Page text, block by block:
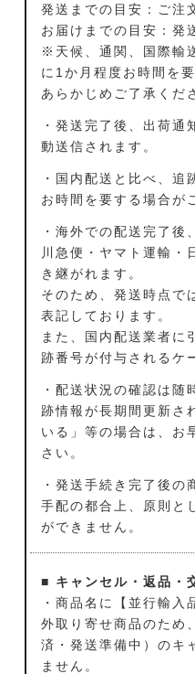
発送までの目安：ご注
お届けまでの目安：発
※天候、通関、国際輸
に1か月程度お時間を
あらかじめご了承くだ
・発送完了後、出荷通
動送信されます。
・国内配送と比べ、追
お時間を要する場合が
・海外での配送完了後
川急便・ヤマト運輸・
き継がれます。
そのため、発送時点で
表記しております。
また、国内配送業者に
跡番号が付与されるケ
・配送状況の確認は随
跡情報が長期間更新さ
いる」等の場合は、お
さい。
・発送手続き完了後の
手配の都合上、原則と
ができません。
■ キャンセル・返品・
・商品名に【並行輸入
外取り寄せ商品のため
済・発送準備中）のキ
ません。